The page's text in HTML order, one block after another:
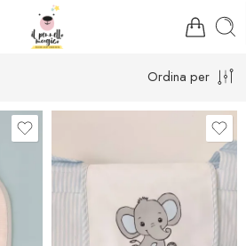
Ordina per